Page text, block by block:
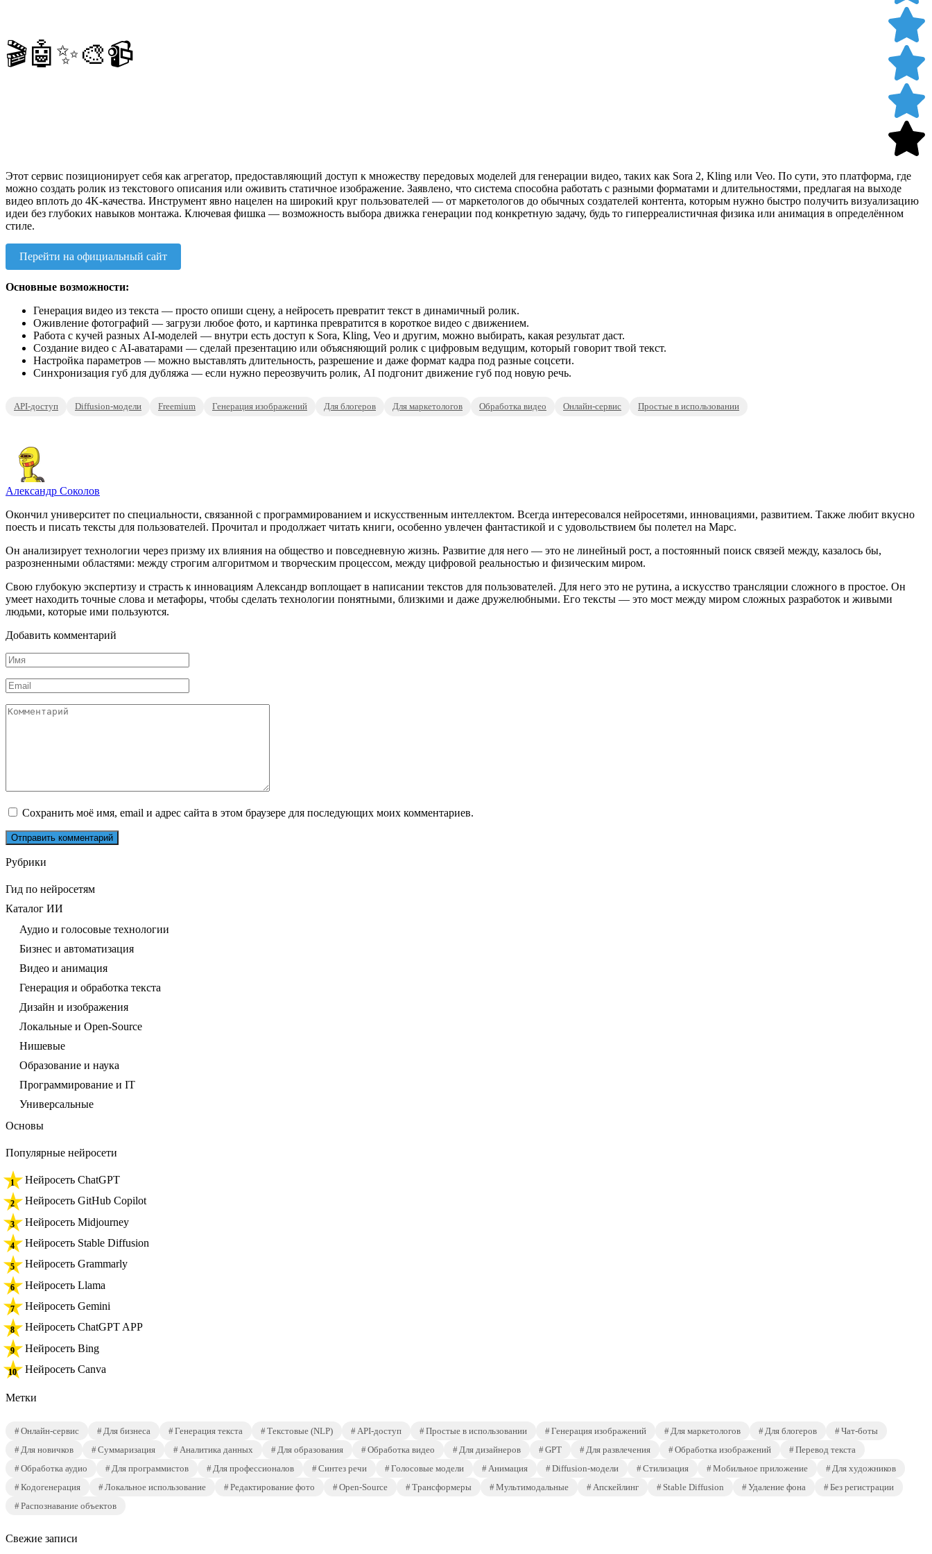
🎬🤖✨🎨📹
Этот сервис позиционирует себя как агрегатор, предоставляющий доступ к множеству передовых моделей для генерации видео, таких как Sora 2, Kling или Veo. По сути, это платформа, где
можно создать ролик из текстового описания или оживить статичное изображение. Заявлено, что система способна работать с разными форматами и длительностями, предлагая на выходе
видео вплоть до 4K-качества. Инструмент явно нацелен на широкий круг пользователей — от маркетологов до обычных создателей контента, которым нужно быстро получить визуализацию
идеи без глубоких навыков монтажа. Ключевая фишка — возможность выбора движка генерации под конкретную задачу, будь то гиперреалистичная физика или анимация в определённом
стиле.
Перейти на официальный сайт
Основные возможности:
Генерация видео из текста — просто опиши сцену, а нейросеть превратит текст в динамичный ролик.
Оживление фотографий — загрузи любое фото, и картинка превратится в короткое видео с движением.
Работа с кучей разных AI-моделей — внутри есть доступ к Sora, Kling, Veo и другим, можно выбирать, какая результат даст.
Создание видео с AI-аватарами — сделай презентацию или объясняющий ролик с цифровым ведущим, который говорит твой текст.
Настройка параметров — можно выставлять длительность, разрешение и даже формат кадра под разные соцсети.
Синхронизация губ для дубляжа — если нужно переозвучить ролик, AI подгонит движение губ под новую речь.
API-доступ Diffusion-модели Freemium Генерация изображений Для блогеров Для маркетологов Обработка видео Онлайн-сервис Простые в использовании
Александр Соколов
Окончил университет по специальности, связанной с программированием и искусственным интеллектом. Всегда интересовался нейросетями, инновациями, развитием. Также любит вкусно
поесть и писать тексты для пользователей. Прочитал и продолжает читать книги, особенно увлечен фантастикой и с удовольствием бы полетел на Марс.
Он анализирует технологии через призму их влияния на общество и повседневную жизнь. Развитие для него — это не линейный рост, а постоянный поиск связей между, казалось бы,
разрозненными областями: между строгим алгоритмом и творческим процессом, между цифровой реальностью и физическим миром.
Свою глубокую экспертизу и страсть к инновациям Александр воплощает в написании текстов для пользователей. Для него это не рутина, а искусство трансляции сложного в простое. Он
умеет находить точные слова и метафоры, чтобы сделать технологии понятными, близкими и даже дружелюбными. Его тексты — это мост между миром сложных разработок и живыми
людьми, которые ими пользуются.
Добавить комментарий
Имя
*
Email
*
Комментарий
Сохранить моё имя, email и адрес сайта в этом браузере для последующих моих комментариев.
Рубрики
Гид по нейросетям
Каталог ИИ
Аудио и голосовые технологии
Бизнес и автоматизация
Видео и анимация
Генерация и обработка текста
Дизайн и изображения
Локальные и Open-Source
Нишевые
Образование и наука
Программирование и IT
Универсальные
Основы
Популярные нейросети
Нейросеть ChatGPT
Нейросеть GitHub Copilot
Нейросеть Midjourney
Нейросеть Stable Diffusion
Нейросеть Grammarly
Нейросеть Llama
Нейросеть Gemini
Нейросеть ChatGPT APP
Нейросеть Bing
Нейросеть Canva
Метки
Онлайн-сервис Для бизнеса Генерация текста Текстовые (NLP) API-доступ Простые в использовании Генерация изображений Для маркетологов Для блогеров
Чат-боты
Для новичков
Суммаризация Аналитика данных Для образования Обработка видео Для дизайнеров GPT Для развлечения Обработка изображений
Перевод текста
Обработка аудио
Для программистов Для профессионалов Синтез речи Голосовые модели Анимация Diffusion-модели Стилизация Мобильное приложение
Для художников
Кодогенерация
Локальное использование Редактирование фото Open-Source Трансформеры Мультимодальные Апскейлинг Stable Diffusion Удаление фона
Без регистрации
Распознавание объектов
Свежие записи